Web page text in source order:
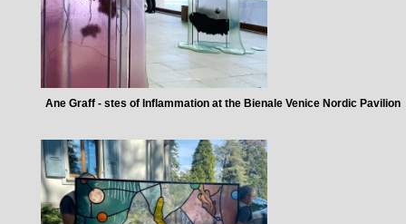
Ane Graff - stes of Inflammation at the Bienale Venice Nordic Pavilion